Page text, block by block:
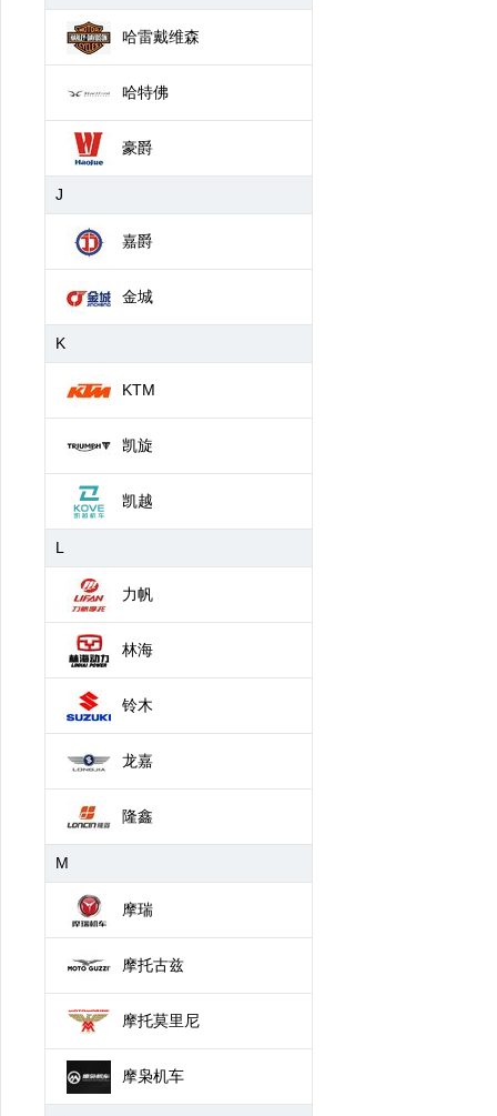
哈雷戴维森
哈特佛
豪爵
J
嘉爵
金城
K
KTM
凯旋
凯越
L
力帆
林海
铃木
龙嘉
隆鑫
M
摩瑞
摩托古兹
摩托莫里尼
摩枭机车